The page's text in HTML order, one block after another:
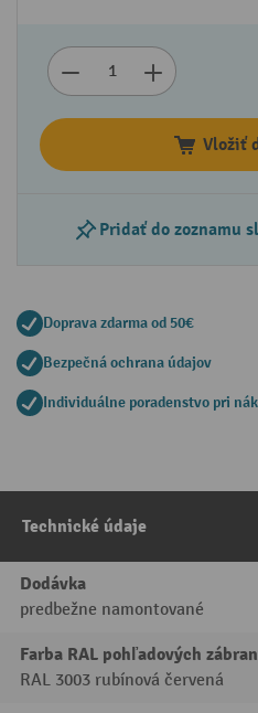
Vložiť
Pridať do zoznamu
Doprava zdarma od 50€
Bezpečná ochrana údajov
Individuálne poradenstvo pri
Technické údaje
Dodávka
predbežne namontované
Farba RAL pohľadových
RAL 3003 rubínová červená